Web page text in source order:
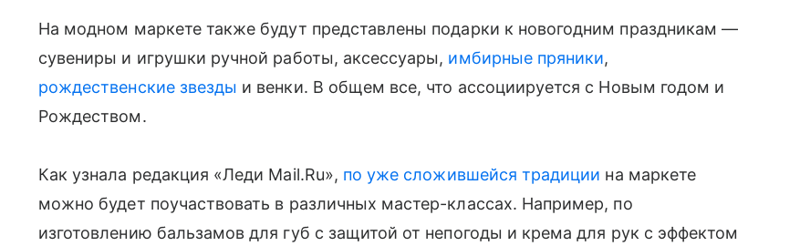
На модном маркете также будут представлены подарки к новогодним праздникам —
сувениры и игрушки ручной работы, аксессуары, имбирные пряники,
рождественские звезды и венки. В общем все, что ассоциируется с Новым годом и
Рождеством.
Как узнала редакция «Леди Mail.Ru», по уже сложившейся традиции на маркете
можно будет поучаствовать в различных мастер-классах. Например, по
изготовлению бальзамов для губ с защитой от непогоды и крема для рук с эффектом